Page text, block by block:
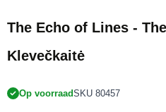
The Echo of Lines -
Klevečkaitė
Op voorraadSKU 80457